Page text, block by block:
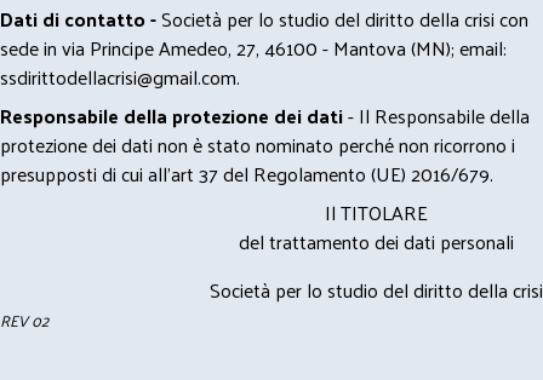
Dati di contatto -Società per lo studio del diritto della crisi con
sede in via Principe Amedeo, 27, 46100 - Mantova (MN); email:
ssdirittodellacrisi@gmail.com.
Responsabile della protezione dei dati- Il Responsabile della
protezione dei dati non è stato nominato perché non ricorrono i
presupposti di cui all’art 37 del Regolamento (UE) 2016/679.
Il TITOLARE
del trattamento dei dati personali
Società per lo studio del diritto della crisi
REV 02